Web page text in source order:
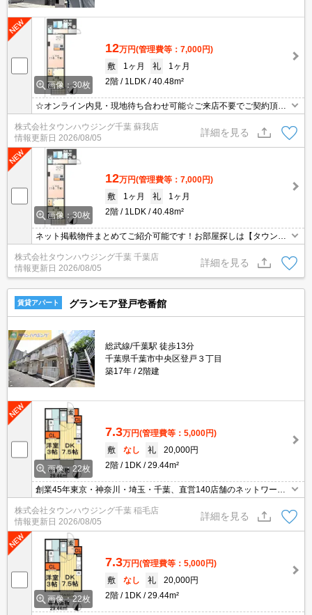
画像：30枚
12万円(管理費等：7,000円)
敷
1ヶ月 礼
1ヶ月
2階
1LDK 40.48m²
☆オンライン内見・現地待ち合わせ可能☆ご来店不要でご契約頂く
事も可能です！お部屋探しは【タウンハウジング蘇我店】にお任せ
ください！
株式会社タウンハウジング千葉 蘇我店
情報更新日 2026/08/05
詳細を見る
画像：30枚
12万円(管理費等：7,000円)
敷
1ヶ月 礼
1ヶ月
2階
1LDK 40.48m²
ネット掲載物件まとめてご紹介可能です！お部屋探しは【タウンハ
ウジング】にお任せください！※オンライン内見・現地待ち合わせ
は事前にご相談ください。
株式会社タウンハウジング千葉 千葉店
情報更新日 2026/08/05
詳細を見る
賃貸アパート グランモア登戸壱番館
総武線/千葉駅 徒歩13分
千葉県千葉市中央区登戸３丁目
築17年
2階建
画像：22枚
7.3万円(管理費等：5,000円)
敷
なし 礼
20,000円
2階
1DK 29.44m²
創業45年東京・神奈川・埼玉・千葉、直営140店舗のネットワーク
でお部屋探しをサポートするタウンハウジング。お部屋探しは【タ
ウンハウジング】にお任せ下さい！
株式会社タウンハウジング千葉 稲毛店
情報更新日 2026/08/05
詳細を見る
画像：22枚
7.3万円(管理費等：5,000円)
敷
なし 礼
20,000円
2階
1DK 29.44m²